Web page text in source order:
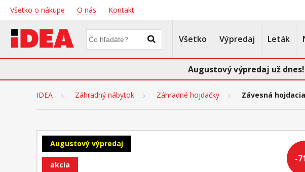
Všetko o nákupe O nás Kontakt
Všetko Výpredaj Leták
Augustový výpredaj už
IDEA Záhradný nábytok Záhradné hojdačky Závesná
-
Augustový výpredaj
akcia